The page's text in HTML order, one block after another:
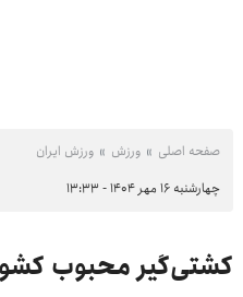
صفحه اصلی ورزش ورزش ایران
چهارشنبه ۱۶ مهر ۱۴۰۴ - ۱۳:۳۳
کشتی‌گیر محبوب